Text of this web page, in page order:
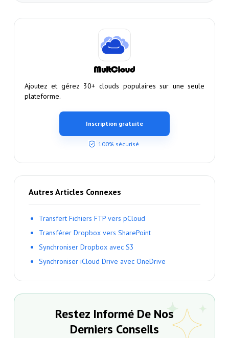
Ajoutez et gérez 30+ clouds populaires sur une seule
plateforme.
Inscription gratuite
100% sécurisé
Autres Articles Connexes
Transfert Fichiers FTP vers pCloud
Transférer Dropbox vers SharePoint
Synchroniser Dropbox avec S3
Synchroniser iCloud Drive avec OneDrive
Restez Informé De Nos
Derniers Conseils